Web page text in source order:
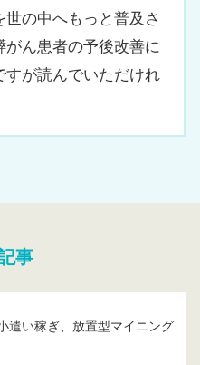
の中へもっと普及さ
ん患者の予後改善に
が読んでいただけれ
事
遣い稼ぎ、放置型マイニング